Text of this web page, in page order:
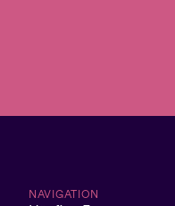
NAVIGATION